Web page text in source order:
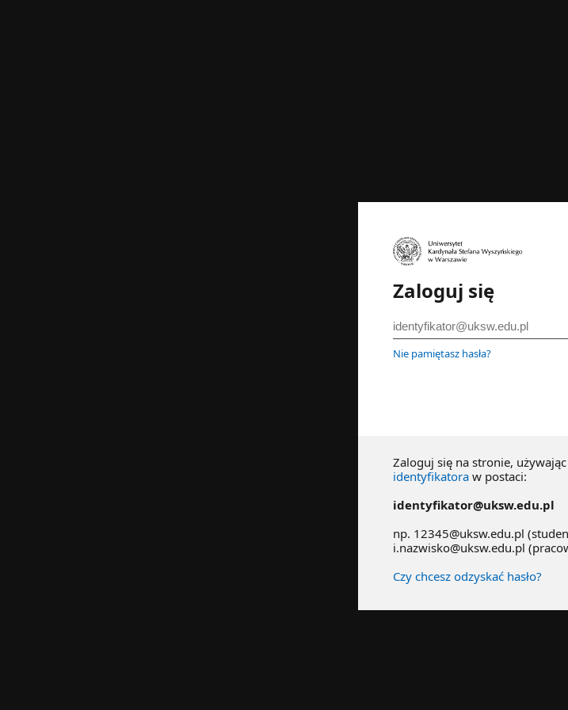
Zaloguj się
Nie pamiętasz hasła?
Zaloguj się na stronie, używając
identyfikatora w postaci:
identyfikator@uksw.edu.pl
np. 12345@uksw.edu.pl
i.nazwisko@uksw.edu.pl
Czy chcesz odzyskać hasło?